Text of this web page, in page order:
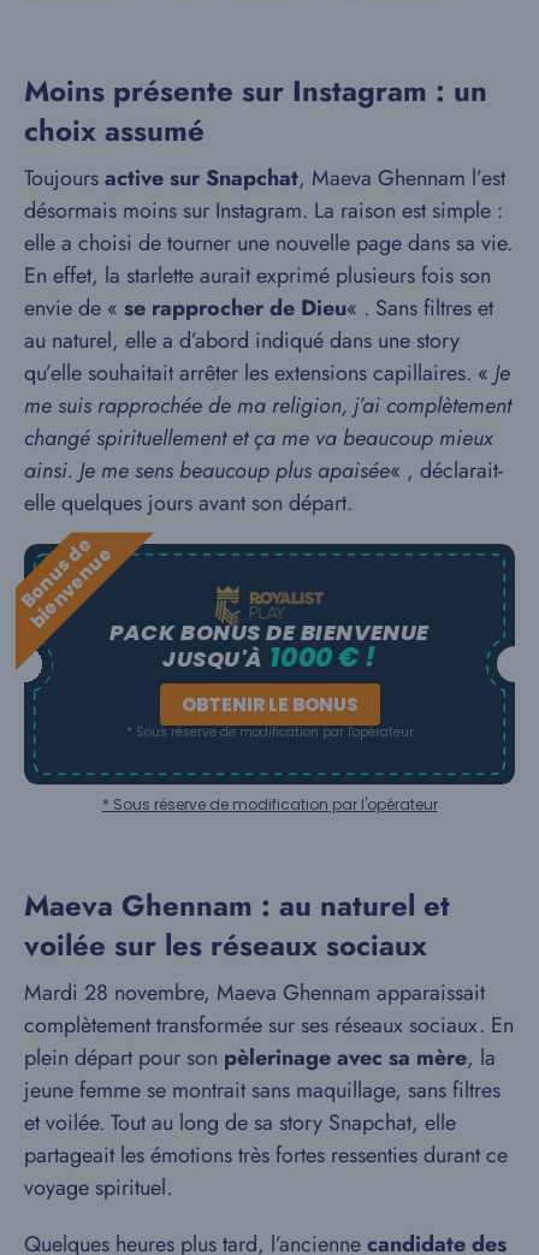
Moins présente sur Instagram : un
choix assumé
Toujoursactive sur Snapchat, Maeva Ghennam l’est
désormais moins sur Instagram. La raison est simple :
elle a choisi de tourner une nouvelle page dans sa vie.
En effet, la starlette aurait exprimé plusieurs fois son
envie de « se rapprocher de Dieu« . Sans filtres et
au naturel, elle a d’abord indiqué dans une story
qu’elle souhaitait arrêter les extensions capillaires. « Je
me suis rapprochée de ma religion, j’ai complètement
changé spirituellement et ça me va beaucoup mieux
ainsi. Je me sens beaucoup plus apaisée« , déclarait-
elle quelques jours avant son départ.
B
o
n
u
s
d
e
b
i
e
n
v
e
n
u
ePACK BONUS DE BIENVENUE
JUSQU'À 1000 € !
OBTENIR LE BONUS
* Sous réserve de modification par l'opérateur
* Sous réserve de modification par l'opérateur
Maeva Ghennam : au naturel et
voilée sur les réseaux sociaux
Mardi 28 novembre, Maeva Ghennam apparaissait
complètement transformée sur ses réseaux sociaux. En
plein départ pour son pèlerinage avec sa mère, la
jeune femme se montrait sans maquillage, sans filtres
et voilée. Tout au long de sa story Snapchat, elle
partageait les émotions très fortes ressenties durant ce
voyage spirituel.
Quelques heures plus tard, l’anciennecandidate des